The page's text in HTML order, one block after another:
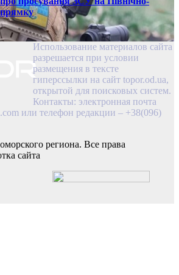
Использование материалов сайта
разрешается при условии
размещения в тексте
гиперссылки на сайт topor.od.ua,
открытой для поисковых систем.
Контакты: электронная почта
или телефон редакции – +38(096)
региона. Все права
сайта